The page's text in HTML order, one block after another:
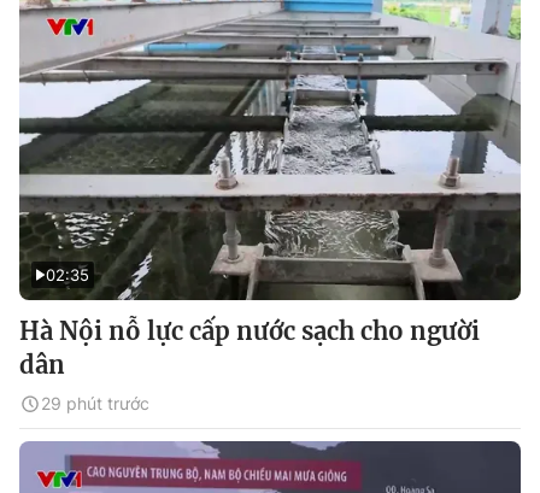
02:35
Hà Nội nỗ lực cấp nước sạch cho người
dân
29 phút trước